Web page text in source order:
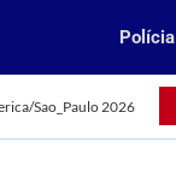
Polícia
Sao_Paulo 2026
Parauapebas